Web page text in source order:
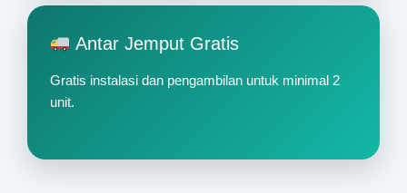
Antar Jemput Gratis
Gratis instalasi dan pengambilan untuk minimal 2
unit.